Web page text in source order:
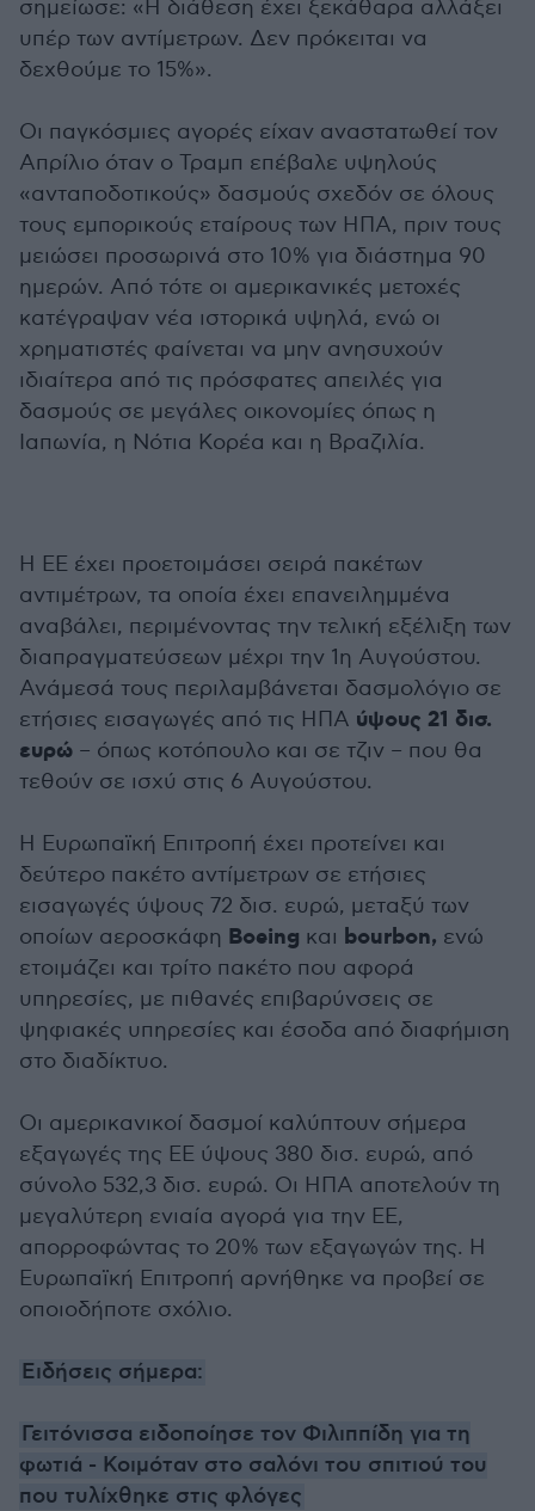
σημείωσε: «Η διάθεση έχει ξεκάθαρα αλλάξει
υπέρ των αντίμετρων. Δεν πρόκειται να
δεχθούμε το 15%».
Οι παγκόσμιες αγορές είχαν αναστατωθεί τον
Απρίλιο όταν ο Τραμπ επέβαλε υψηλούς
«ανταποδοτικούς» δασμούς σχεδόν σε όλους
τους εμπορικούς εταίρους των ΗΠΑ, πριν τους
μειώσει προσωρινά στο 10% για διάστημα 90
ημερών. Από τότε οι αμερικανικές μετοχές
κατέγραψαν νέα ιστορικά υψηλά, ενώ οι
χρηματιστές φαίνεται να μην ανησυχούν
ιδιαίτερα από τις πρόσφατες απειλές για
δασμούς σε μεγάλες οικονομίες όπως η
Ιαπωνία, η Νότια Κορέα και η Βραζιλία.
Η ΕΕ έχει προετοιμάσει σειρά πακέτων
αντιμέτρων, τα οποία έχει επανειλημμένα
αναβάλει, περιμένοντας την τελική εξέλιξη των
διαπραγματεύσεων μέχρι την 1η Αυγούστου.
Ανάμεσά τους περιλαμβάνεται δασμολόγιο σε
ετήσιες εισαγωγές από τις ΗΠΑ ύψους 21 δισ.
ευρώ – όπως κοτόπουλο και σε τζιν – που θα
τεθούν σε ισχύ στις 6 Αυγούστου.
Η Ευρωπαϊκή Επιτροπή έχει προτείνει και
δεύτερο πακέτο αντίμετρων σε ετήσιες
εισαγωγές ύψους 72 δισ. ευρώ, μεταξύ των
οποίων αεροσκάφη Boeing και bourbon, ενώ
ετοιμάζει και τρίτο πακέτο που αφορά
υπηρεσίες, με πιθανές επιβαρύνσεις σε
ψηφιακές υπηρεσίες και έσοδα από διαφήμιση
στο διαδίκτυο.
Οι αμερικανικοί δασμοί καλύπτουν σήμερα
εξαγωγές της ΕΕ ύψους 380 δισ. ευρώ, από
σύνολο 532,3 δισ. ευρώ. Οι ΗΠΑ αποτελούν τη
μεγαλύτερη ενιαία αγορά για την ΕΕ,
απορροφώντας το 20% των εξαγωγών της. Η
Ευρωπαϊκή Επιτροπή αρνήθηκε να προβεί σε
οποιοδήποτε σχόλιο.
Ειδήσεις σήμερα:
Γειτόνισσα ειδοποίησε τον Φιλιππίδη για τη
φωτιά - Κοιμόταν στο σαλόνι του σπιτιού του
που τυλίχθηκε στις φλόγες